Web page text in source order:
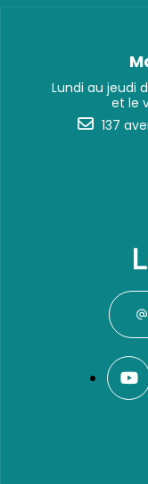
Lundi au jeudi
et le
137